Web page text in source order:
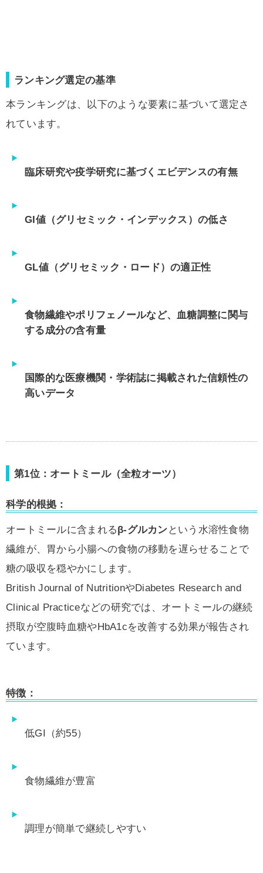
ランキング選定の基準
本ランキングは、以下のような要素に基づいて選定さ
れています。
臨床研究や疫学研究に基づくエビデンスの有無
GI値（グリセミック・インデックス）の低さ
GL値（グリセミック・ロード）の適正性
食物繊維やポリフェノールなど、血糖調整に関与
する成分の含有量
国際的な医療機関・学術誌に掲載された信頼性の
高いデータ
第1位：オートミール（全粒オーツ）
科学的根拠：
オートミールに含まれるβ-グルカン という水溶性食物
繊維が、胃から小腸への食物の移動を遅らせることで
糖の吸収を穏やかにします。
British Journal of NutritionやDiabetes Research and
Clinical Practiceなどの研究では、オートミールの継続
摂取が空腹時血糖やHbA1cを改善する効果が報告され
ています。
特徴：
低GI（約55）
食物繊維が豊富
調理が簡単で継続しやすい